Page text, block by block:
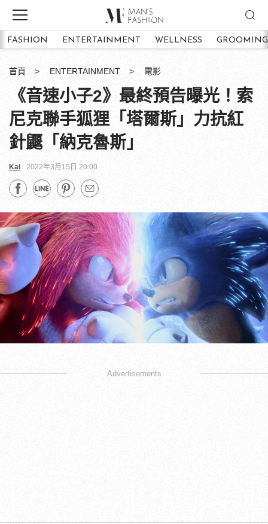
FASHION ENTERTAINMENT WELLNESS GROOMING
首頁 ENTERTAINMENT 電影
《音速小子2》最終預告曝光！索
尼克聯手狐狸「塔爾斯」力抗紅
針鼴「納克魯斯」
Kai 2022年3月15日 20:00
Advertisements